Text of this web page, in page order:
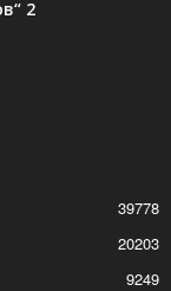
2
39778
20203
9249